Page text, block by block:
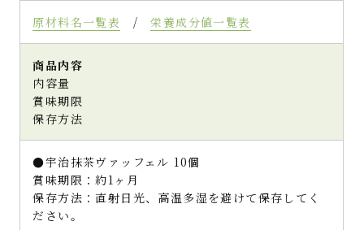
原材料名一覧表 /栄養成分値一覧表
商品内容
内容量
賞味期限
保存方法
●宇治抹茶ヴァッフェル 10個
賞味期限：約1ヶ月
保存方法：直射日光、高温多湿を避けて保存してく
ださい。